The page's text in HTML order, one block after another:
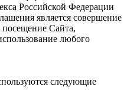
Российской Федерации
является совершение
Сайта,
любого
следующие